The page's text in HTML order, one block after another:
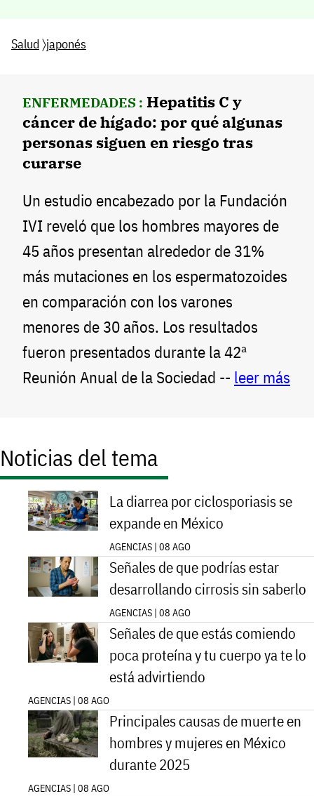
Salud 〉japonés
ENFERMEDADES : Hepatitis C y
cáncer de hígado: por qué algunas
personas siguen en riesgo tras
curarse
Un estudio encabezado por la Fundación
IVI reveló que los hombres mayores de
45 años presentan alrededor de 31%
más mutaciones en los espermatozoides
en comparación con los varones
menores de 30 años. Los resultados
fueron presentados durante la 42ª
Reunión Anual de la Sociedad -- leer más
Noticias del tema
La diarrea por ciclosporiasis se
expande en México
AGENCIAS | 08 AGO
Señales de que podrías estar
desarrollando cirrosis sin saberlo
AGENCIAS | 08 AGO
Señales de que estás comiendo
poca proteína y tu cuerpo ya te lo
está advirtiendo
AGENCIAS | 08 AGO
Principales causas de muerte en
hombres y mujeres en México
durante 2025
AGENCIAS | 08 AGO